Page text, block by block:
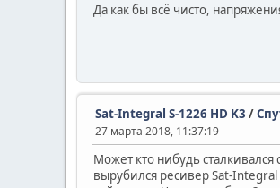
Да как бы всё чисто,
Sat-Integral S-1226 HD K3 /
27 марта 2018, 11:37:19
Может кто нибудь сталкивался
вырубился ресивер Sat-